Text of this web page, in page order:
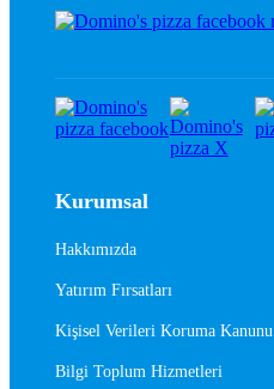
Kurumsal
Hakkımızda
Yatırım Fırsatları
Kişisel Verileri Koruma Kanunu
Bilgi Toplum Hizmetleri